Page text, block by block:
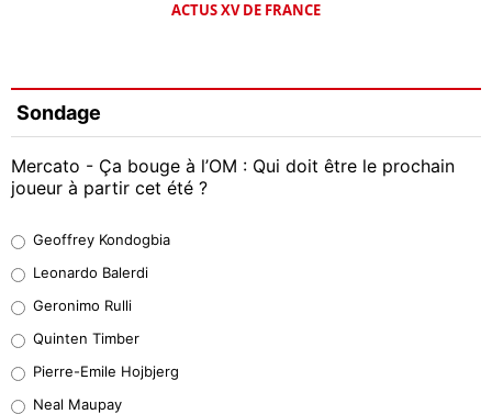
ACTUS XV DE FRANCE
Sondage
Mercato - Ça bouge à l’OM : Qui doit être le prochain
joueur à partir cet été ?
38%
32%
5%
Geoffrey Kondogbia
Leonardo Balerdi
Geronimo Rulli
Quinten Timber
Pierre-Emile Hojbjerg
Neal Maupay